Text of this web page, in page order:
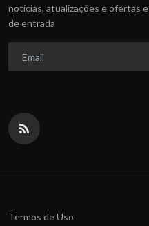
notícias, atualizações e ofertas
de entrada
Termos de Uso